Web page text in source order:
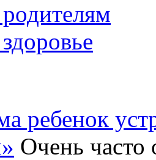
ребенок
Очень часто